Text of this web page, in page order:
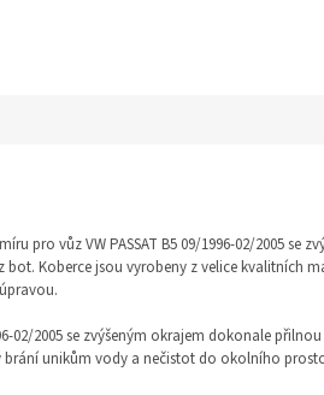
pro vůz VW PASSAT B5 09/1996-02/2005 se
Koberce jsou vyrobeny z velice kvalitních
02/2005 se zvýšeným okrajem dokonale
brání unikům vody a nečistot do okolního